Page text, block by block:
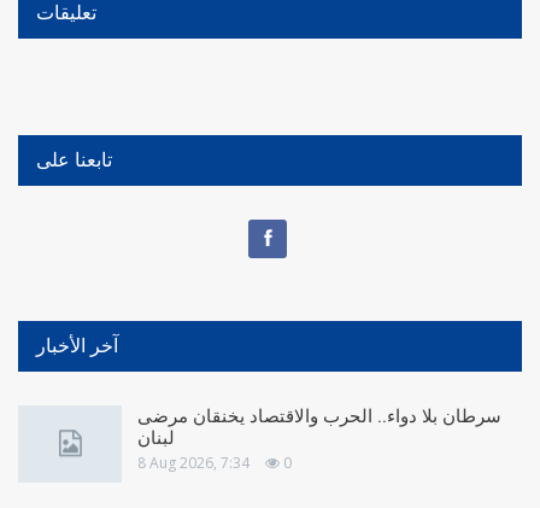
تعليقات
تابعنا على
آخر الأخبار
سرطان بلا دواء.. الحرب والاقتصاد يخنقان مرضى
لبنان
8 Aug 2026, 7:34 0